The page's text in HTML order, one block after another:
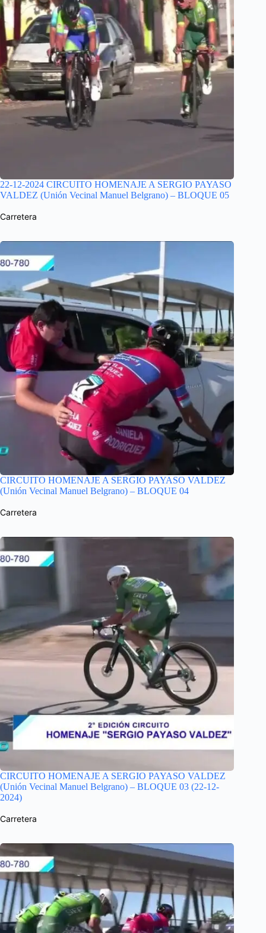
22-12-2024 CIRCUITO HOMENAJE A SERGIO PAYASO
VALDEZ (Unión Vecinal Manuel Belgrano) – BLOQUE 05
Carretera
CIRCUITO HOMENAJE A SERGIO PAYASO VALDEZ
(Unión Vecinal Manuel Belgrano) – BLOQUE 04
Carretera
CIRCUITO HOMENAJE A SERGIO PAYASO VALDEZ
(Unión Vecinal Manuel Belgrano) – BLOQUE 03 (22-12-
2024)
Carretera